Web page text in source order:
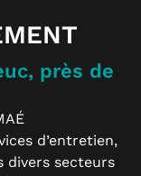
près de
d’entretien,
divers secteurs